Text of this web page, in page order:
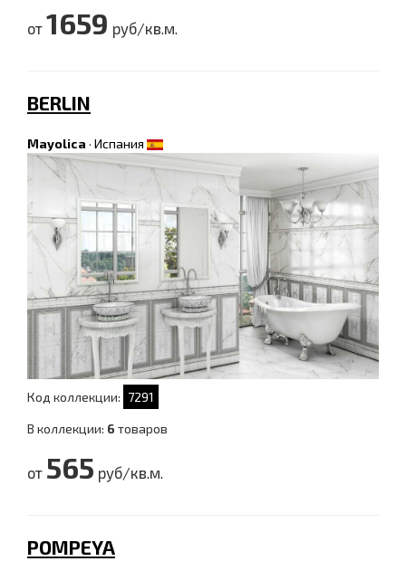
от 1659 руб/кв.м.
BERLIN
Mayolica · Испания
Код коллекции: 7291
В коллекции: 6 товаров
от 565 руб/кв.м.
POMPEYA